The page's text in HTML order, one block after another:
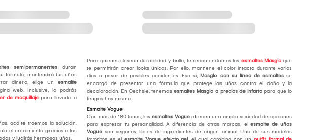
semipermanentesduran
fórmula, mantendrá tus uñas
dinero, elige un esmalte
web. Inclusive, lo podrás
de maquillajepara llevarlo a
acá te traemos la solución.
el crecimiento gracias a las
y lucirás hermosas uñas.
Para quienes desean durabilidad y brillo, te recomendamos los esmaltes Masglo que
te permitirán crear looks únicos. Por ello, mantiene el color intacto durante varios
días a pesar de posibles accidentes. Eso sí, Masglo con su línea de esmaltes se
encargó de presentar una fórmula que protege las uñas contra el daño y la
decoloración. En Oechsle, tenemosesmaltes Masglo a precios de infartopara que lo
tengas hoy mismo.
Esmalte Vogue
Con más de 180 tonos, losesmaltes Vogue ofrecen una amplia variedad de opciones
para expresar tu personalidad. A diferencia de otras marcas, elesmalte de uñas
Vogue son veganos, libres de ingredientes de origen animal. Uno de sus modelos